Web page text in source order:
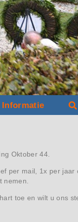
Informatie
Oktober 44.
per mail, 1x per jaar
toe en wilt u ons